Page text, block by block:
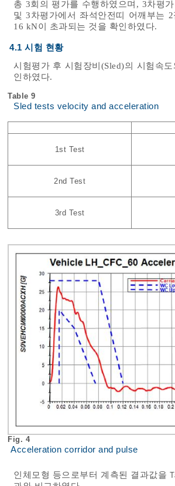
총 3회의 평가를 수행하였으며, 3차평
및 3차평가에서 좌석안전띠 어깨부는
16 kN이 초과되는 것을 확인하였다.
4.1 시험 현황
시험평가 후 시험장비(Sled)의 시험속
인하였다.
Table 9
Sled tests velocity and acceleration
1st Test
2nd Test
3rd Test
Fig. 4
Acceleration corridor and pulse
인체모형 등으로부터 계측된 결과값을